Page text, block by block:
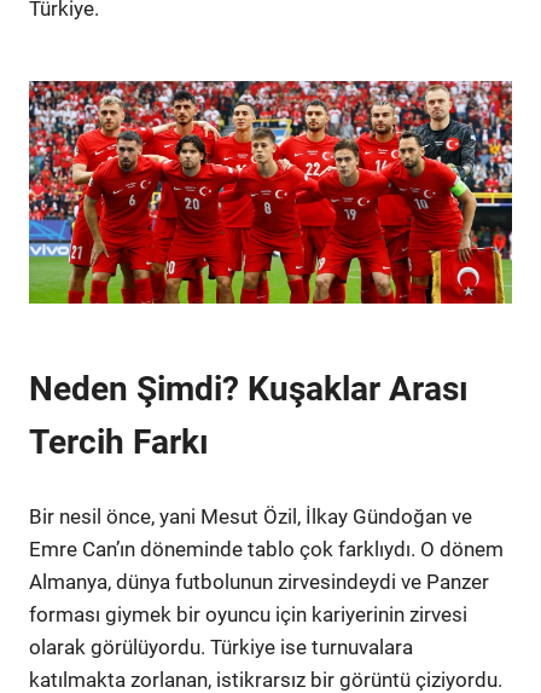
Türkiye.
Neden Şimdi? Kuşaklar Arası
Tercih Farkı
Bir nesil önce, yani Mesut Özil, İlkay Gündoğan ve
Emre Can’ın döneminde tablo çok farklıydı. O dönem
Almanya, dünya futbolunun zirvesindeydi ve Panzer
forması giymek bir oyuncu için kariyerinin zirvesi
olarak görülüyordu. Türkiye ise turnuvalara
katılmakta zorlanan, istikrarsız bir görüntü çiziyordu.